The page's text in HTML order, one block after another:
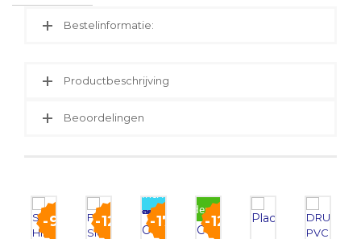
Bestelinformatie:
Productbeschrijving
Beoordelingen
9 12 17
Incl Pomp, UV, slang en retourbuis!
Oase 12
Gratis verzonden!
COLOMBO